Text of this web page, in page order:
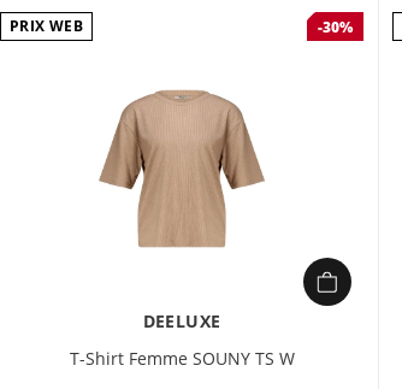
PRIX WEB -30%
DEELUXE
T-Shirt Femme SOUNY TS W